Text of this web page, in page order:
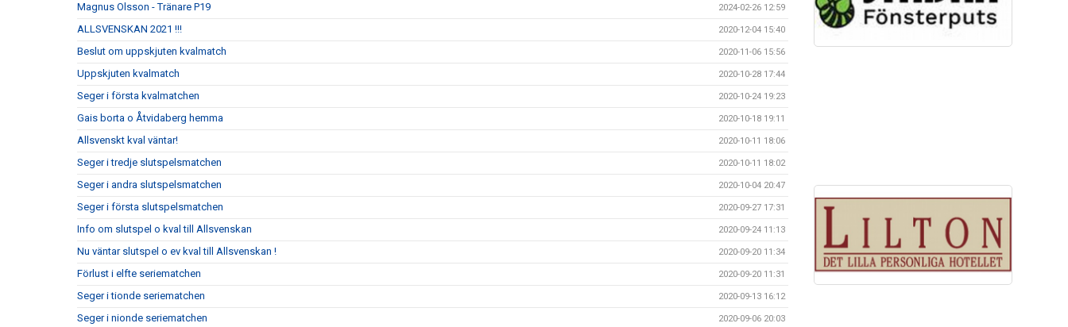
Magnus Olsson - Tränare P19 2024-02-26 12:59
ALLSVENSKAN 2021 !!! 2020-12-04 15:40
Beslut om uppskjuten kvalmatch 2020-11-06 15:56
Uppskjuten kvalmatch 2020-10-28 17:44
Seger i första kvalmatchen 2020-10-24 19:23
Gais borta o Åtvidaberg hemma 2020-10-18 19:11
Allsvenskt kval väntar! 2020-10-11 18:06
Seger i tredje slutspelsmatchen 2020-10-11 18:02
Seger i andra slutspelsmatchen 2020-10-04 20:47
Seger i första slutspelsmatchen 2020-09-27 17:31
Info om slutspel o kval till Allsvenskan 2020-09-24 11:13
Nu väntar slutspel o ev kval till Allsvenskan ! 2020-09-20 11:34
Förlust i elfte seriematchen 2020-09-20 11:31
Seger i tionde seriematchen 2020-09-13 16:12
Seger i nionde seriematchen 2020-09-06 20:03